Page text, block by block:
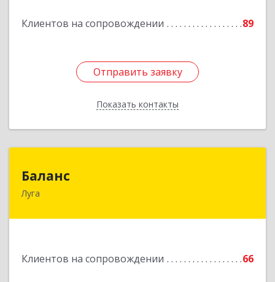
Клиентов на сопровождении 89
Отправить заявку
Показать контакты
Подробнее
Отправить заявку
Назад
Баланс
Луга
Клиентов на сопровождении 66
188230, Ленинградская обл, Луга г, Урицкого